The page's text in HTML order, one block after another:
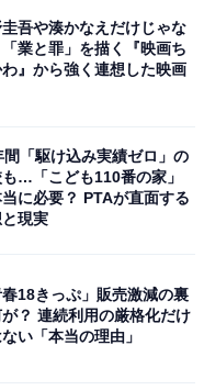
』【公式】日テレ系【日
送中の『セクシー
漫画を原作としたラ
ォーOL、夜はセクシ
を持つ主人公の田中
を慕う同僚の派遣
じています。
吾や湊かなえだけじゃな
業と罪」を描く『映画ち
』から強く連想した映画
間「駆け込み実績ゼロ」の
…「こども110番の家」
に必要？ PTAが直面する
現実
春18きっぷ」販売激減の裏
？ 連続利用の厳格化だけ
い「本当の理由」